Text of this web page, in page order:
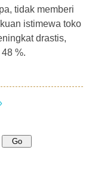
tidak memberi
istimewa toko
drastis,
%.